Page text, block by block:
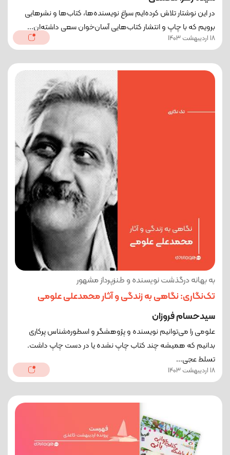
در این نوشتار تلاش کرده‌ایم سراغ نویسنده‌ها، کتاب‌ها و نشرهایی
برویم که با چاپ و انتشار کتاب‌هایی آسان‌خوان سعی داشته‌ان...
18 اردیبهشت 1403
به بهانه درگذشت نویسنده و طنزپرداز مشهور
تک‌نگاری: نگاهی به زندگی و آثار محمدعلی علومی
سیدحسام فروزان
علومی را می‌توانیم نویسنده و پژوهشگر و اسطوره‌شناس پرکاری
بدانیم که همیشه چند کتاب چاپ نشده یا در دست چاپ داشت.
تسلط عجی...
18 اردیبهشت 1403